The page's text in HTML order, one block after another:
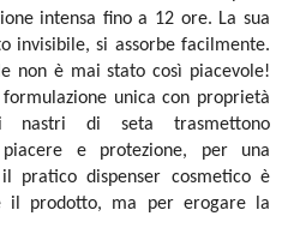
intensa fino a 12 ore. La sua
invisibile, si assorbe facilmente.
non è mai stato così piacevole!
unica con proprietà
nastri di seta trasmettono
piacere e protezione, per una
pratico dispenser cosmetico è
il prodotto, ma per erogare la